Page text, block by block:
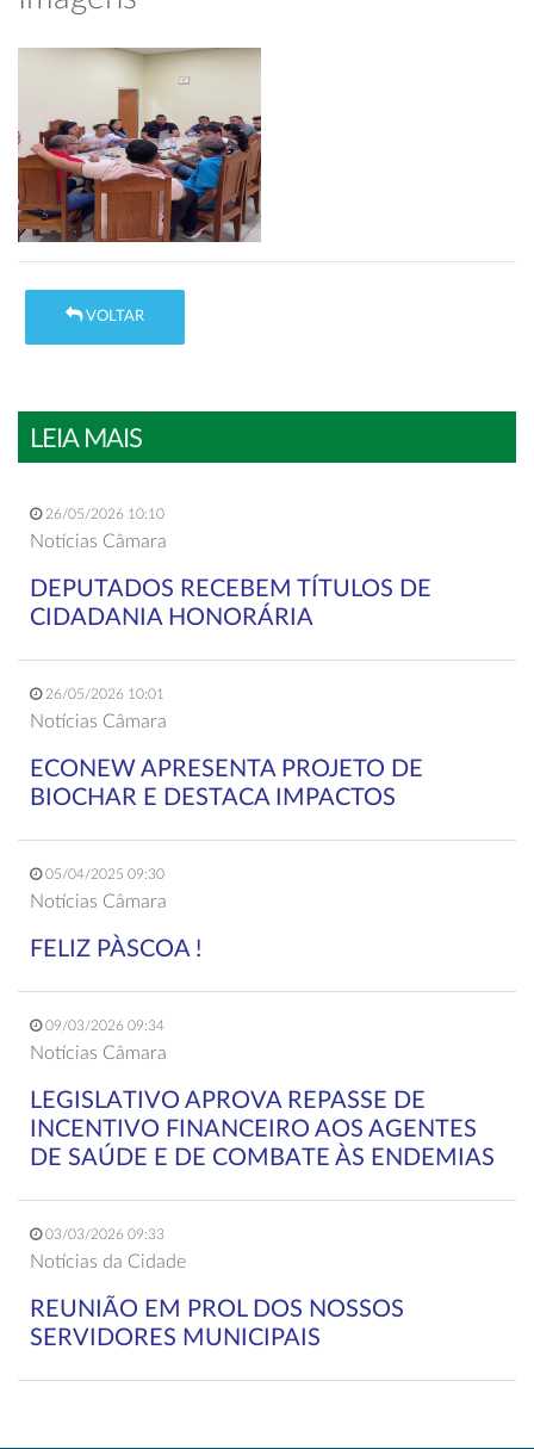
VOLTAR
LEIA MAIS
26/05/2026 10:10
Notícias Câmara
DEPUTADOS RECEBEM TÍTULOS DE
CIDADANIA HONORÁRIA
26/05/2026 10:01
Notícias Câmara
ECONEW APRESENTA PROJETO DE
BIOCHAR E DESTACA IMPACTOS
05/04/2025 09:30
Notícias Câmara
FELIZ PÀSCOA !
09/03/2026 09:34
Notícias Câmara
LEGISLATIVO APROVA REPASSE DE
INCENTIVO FINANCEIRO AOS AGENTES
DE SAÚDE E DE COMBATE ÀS ENDEMIAS
03/03/2026 09:33
Notícias da Cidade
REUNIÃO EM PROL DOS NOSSOS
SERVIDORES MUNICIPAIS